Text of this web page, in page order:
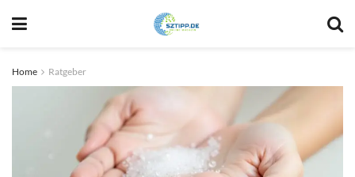
Home Ratgeber